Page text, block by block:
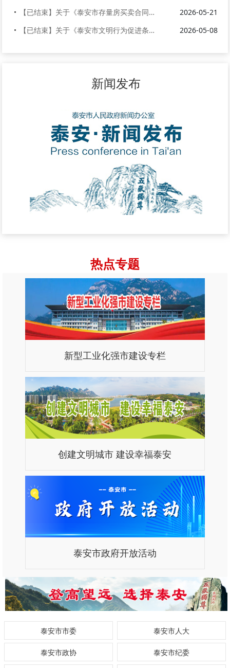
【已结束】关于《泰安市存量房买卖合同（范本）》公开征求意见的公告
2026-05-21
【已结束】关于《泰安市文明行为促进条例》等三部法规修正草案公开征求意见...
2026-05-08
新闻发布
热点专题
新型工业化强市建设专栏
创建文明城市 建设幸福泰安
泰安市政府开放活动
泰安市市委 泰安市人大
泰安市政协 泰安市纪委